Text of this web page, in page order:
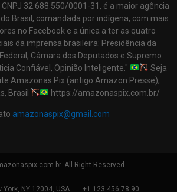
32.688.550/0001-31, é a maior agência
Brasil, comandada por indígena, com mais
no Facebook e a única a ter as quatro
da imprensa brasileira: Presidência da
Câmara dos Deputados e Supremo
Confiável, Opinião Inteligente."
Seja
Amazonas Pix (antigo Amazon Presse),
Brasil
https://amazonaspix.com.br/
amazonaspix@gmail.com
All Right Reserved.
NY 12004, USA. +1 123 456 78 90